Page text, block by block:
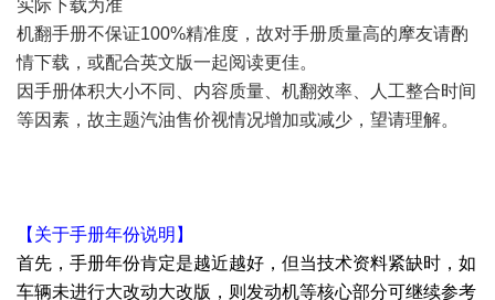
实际下载为准
机翻手册不保证100%精准度，故对手册质量高的摩友请酌
情下载，或配合英文版一起阅读更佳。
因手册体积大小不同、内容质量、机翻效率、人工整合时间
等因素，故主题汽油售价视情况增加或减少，望请理解。
【关于手册年份说明】
首先，手册年份肯定是越近越好，但当技术资料紧缺时，如
车辆未进行大改动大改版，则发动机等核心部分可继续参考